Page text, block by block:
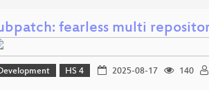
fearless multi
HS 4 2025-08-17 140